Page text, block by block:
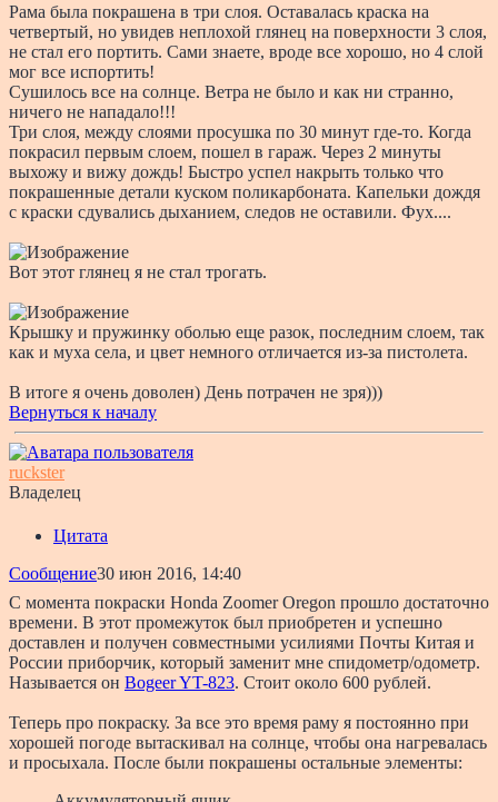
Рама была покрашена в три слоя. Оставалась краска на
четвертый, но увидев неплохой глянец на поверхности 3 слоя,
не стал его портить. Сами знаете, вроде все хорошо, но 4 слой
мог все испортить!
Сушилось все на солнце. Ветра не было и как ни странно,
ничего не нападало!!!
Три слоя, между слоями просушка по 30 минут где-то. Когда
покрасил первым слоем, пошел в гараж. Через 2 минуты
выхожу и вижу дождь! Быстро успел накрыть только что
покрашенные детали куском поликарбоната. Капельки дождя
с краски сдувались дыханием, следов не оставили. Фух....
Вот этот глянец я не стал трогать.
Крышку и пружинку оболью еще разок, последним слоем, так
как и муха села, и цвет немного отличается из-за пистолета.
В итоге я очень доволен) День потрачен не зря)))
Вернуться к началу
ruckster
Владелец
Цитата
Сообщение30 июн 2016, 14:40
С момента покраски Honda Zoomer Oregon прошло достаточно
времени. В этот промежуток был приобретен и успешно
доставлен и получен совместными усилиями Почты Китая и
России приборчик, который заменит мне спидометр/одометр.
Называется он Bogeer YT-823. Стоит около 600 рублей.
Теперь про покраску. За все это время раму я постоянно при
хорошей погоде вытаскивал на солнце, чтобы она нагревалась
и просыхала. После были покрашены остальные элементы: